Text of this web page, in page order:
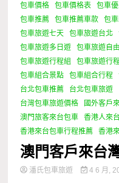
包車價格
包車價格表 包車
包車推薦
包車推薦車款 包
包車旅遊七天
包車旅遊台北
包車旅遊多日遊
包車旅遊自
包車旅遊行程組
包車旅遊行
包車組合景點
包車組合行程
台北包車推薦
台北包車旅遊
台灣包車旅遊價格
國外客戶
澳門旅客來台包車
香港人來
香港來台包車行程推薦
香港
澳門客戶來台
潘氏包車旅遊 4 6 月,